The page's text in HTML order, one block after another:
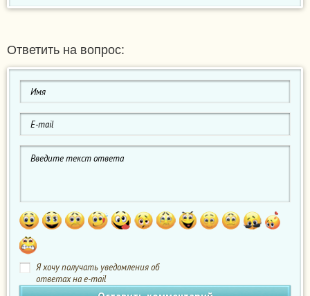
Ответить на вопрос:
Я хочу получать уведомления об
ответах на e-mail